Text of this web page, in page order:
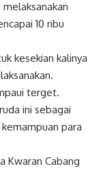
10 ribu
kesekian kalinya
terget.
ini sebagai
para
Kwaran Cabang